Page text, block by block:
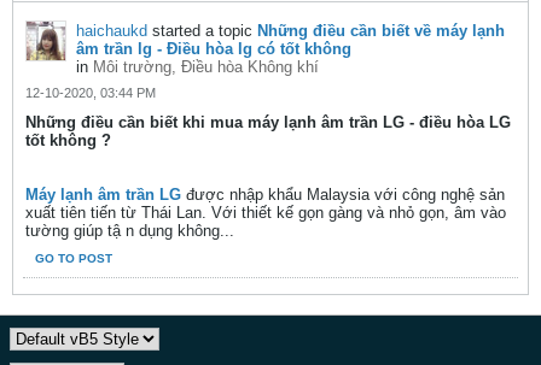
haichaukd started a topic Những điều cần biết về máy lạnh
âm trần lg - Điều hòa lg có tốt không
in Môi trường, Điều hòa Không khí
12-10-2020, 03:44 PM
Những điều cần biết khi mua máy lạnh âm trần LG - điều hòa LG
tốt không ?
Máy lạnh âm trần LG được nhập khẩu Malaysia với công nghệ sản
xuất tiên tiến từ Thái Lan. Với thiết kế gọn gàng và nhỏ gọn, âm vào
tường giúp tậ n dụng không...
GO TO POST